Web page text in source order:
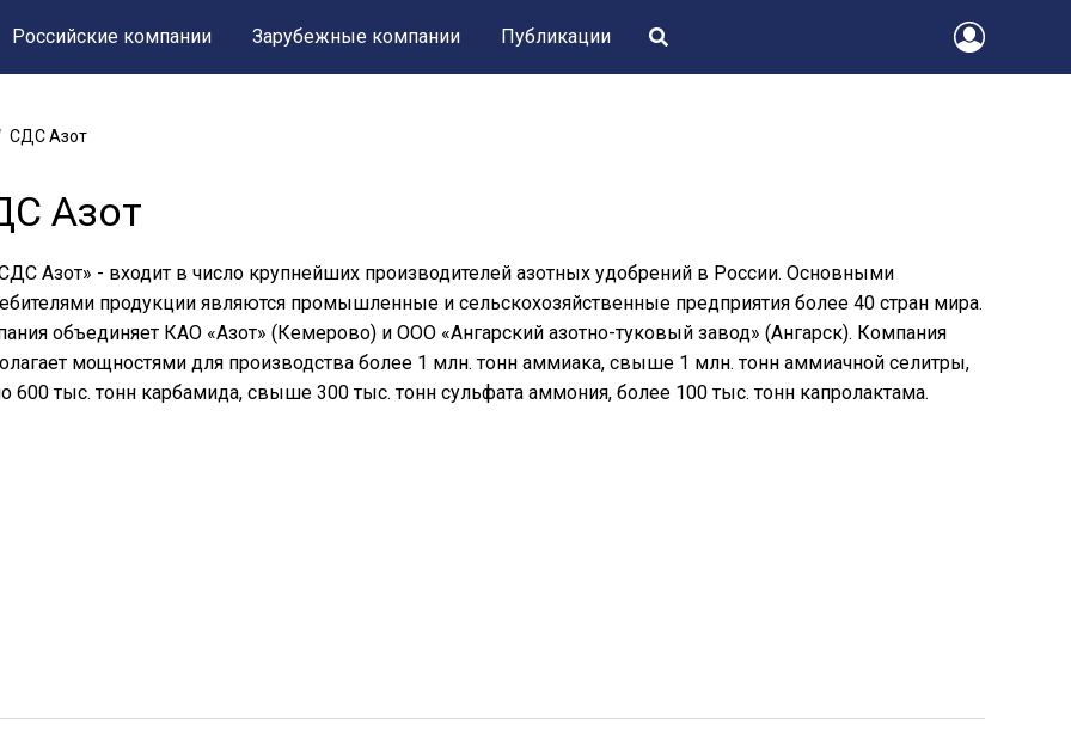
Российские компании Зарубежные компании Публикации
СДС Азот
Азот
Азот» - входит в число крупнейших производителей азотных удобрений в России. Основными
продукции являются промышленные и сельскохозяйственные предприятия более 40 стран мира.
объединяет КАО «Азот» (Кемерово) и ООО «Ангарский азотно-туковый завод» (Ангарск). Компания
мощностями для производства более 1 млн. тонн аммиака, свыше 1 млн. тонн аммиачной селитры,
600 тыс. тонн карбамида, свыше 300 тыс. тонн сульфата аммония, более 100 тыс. тонн капролактама.